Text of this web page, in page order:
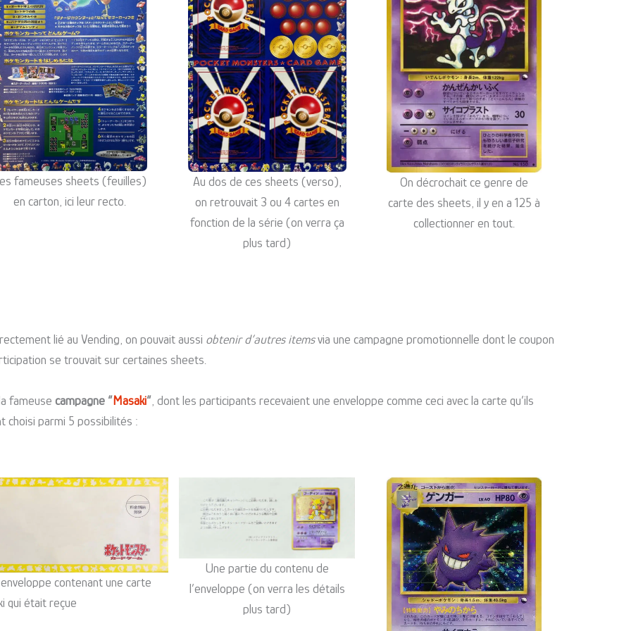
fameuses sheets (feuilles)
en carton, ici leur recto.
Au dos de ces sheets (verso),
on retrouvait 3 ou 4 cartes en
fonction de la série (on verra ça
plus tard)
On décrochait ce genre de
carte des sheets, il y en a 125 à
collectionner en tout.
lié au Vending, on pouvait aussi obtenir d’autres itemsvia une campagne promotionnelle dont le coupon
se trouvait sur certaines sheets.
fameuse campagne “Masaki“ , dont les participants recevaient une enveloppe comme ceci avec la carte qu’ils
choisi parmi 5 possibilités :
contenant une carte
qui était reçue
Une partie du contenu de
l’enveloppe (on verra les détails
plus tard)